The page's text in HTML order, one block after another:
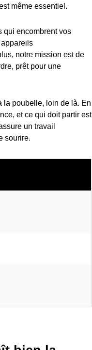
même essentiel.
qui encombrent vos
notre mission est de
prêt pour une
la poubelle, loin de là. En
et ce qui doit partir est
un travail
sourire.